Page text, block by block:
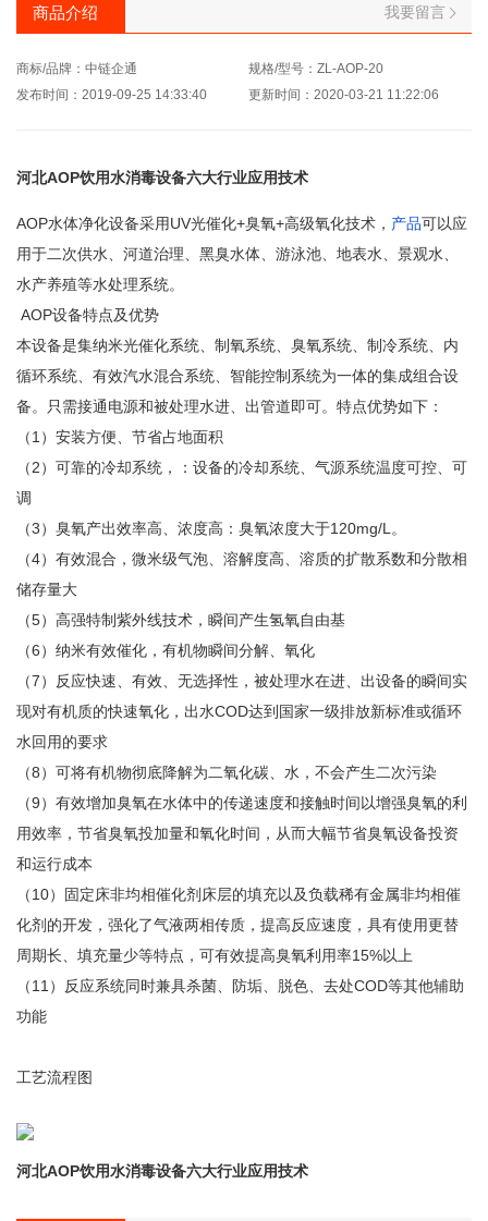
商品介绍 我要留言
商标/品牌：中链企通
规格/型号：ZL-AOP-20
发布时间：2019-09-25 14:33:40
更新时间：2020-03-21 11:22:06
河北AOP饮用水消毒设备六大行业应用技术
AOP水体净化设备采用UV光催化+臭氧+高级氧化技术， 产品可以应
用于二次供水、河道治理、黑臭水体、游泳池、地表水、景观水、
水产养殖等水处理系统。
AOP设备特点及优势
本设备是集纳米光催化系统、制氧系统、臭氧系统、制冷系统、内
循环系统、有效汽水混合系统、智能控制系统为一体的集成组合设
备。只需接通电源和被处理水进、出管道即可。特点优势如下：
（1）安装方便、节省占地面积
（2）可靠的冷却系统，：设备的冷却系统、气源系统温度可控、可
调
（3）臭氧产出效率高、浓度高：臭氧浓度大于120mg/L。
（4）有效混合，微米级气泡、溶解度高、溶质的扩散系数和分散相
储存量大
（5）高强特制紫外线技术，瞬间产生氢氧自由基
（6）纳米有效催化，有机物瞬间分解、氧化
（7）反应快速、有效、无选择性，被处理水在进、出设备的瞬间实
现对有机质的快速氧化，出水COD达到国家一级排放新标准或循环
水回用的要求
（8）可将有机物彻底降解为二氧化碳、水，不会产生二次污染
（9）有效增加臭氧在水体中的传递速度和接触时间以增强臭氧的利
用效率，节省臭氧投加量和氧化时间，从而大幅节省臭氧设备投资
和运行成本
（10）固定床非均相催化剂床层的填充以及负载稀有金属非均相催
化剂的开发，强化了气液两相传质，提高反应速度，具有使用更替
周期长、填充量少等特点，可有效提高臭氧利用率15%以上
（11）反应系统同时兼具杀菌、防垢、脱色、去处COD等其他辅助
功能
工艺流程图
河北AOP饮用水消毒设备六大行业应用技术